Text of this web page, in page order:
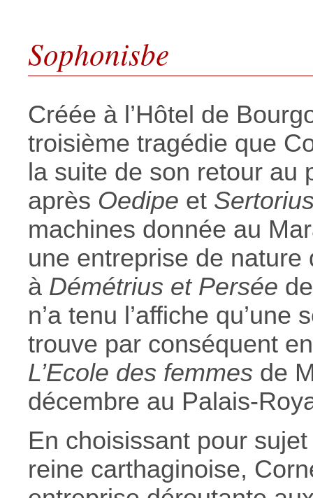
Sophonisbe
Créée à l’Hôtel de
troisième tragédie que
la suite de son retour au
après Oedipe et
machines donnée au
une entreprise de
à Démétrius et Persée
n’a tenu l’affiche
trouve par conséquent
L’Ecole des femmes de
décembre au Palais-
En choisissant pour
reine carthaginoise,